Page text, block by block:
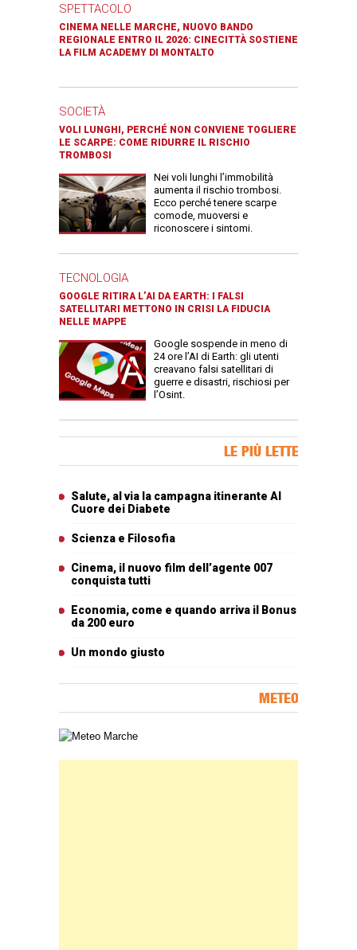
SPETTACOLO
CINEMA NELLE MARCHE, NUOVO BANDO
REGIONALE ENTRO IL 2026: CINECITTÀ SOSTIENE
LA FILM ACADEMY DI MONTALTO
SOCIETÀ
VOLI LUNGHI, PERCHÉ NON CONVIENE TOGLIERE
LE SCARPE: COME RIDURRE IL RISCHIO
TROMBOSI
Nei voli lunghi l’immobilità
aumenta il rischio trombosi.
Ecco perché tenere scarpe
comode, muoversi e
riconoscere i sintomi.
TECNOLOGIA
GOOGLE RITIRA L’AI DA EARTH: I FALSI
SATELLITARI METTONO IN CRISI LA FIDUCIA
NELLE MAPPE
Google sospende in meno di
24 ore l’AI di Earth: gli utenti
creavano falsi satellitari di
guerre e disastri, rischiosi per
l’Osint.
LE PIÙ LETTE
Salute, al via la campagna itinerante Al
Cuore dei Diabete
Scienza e Filosofia
Cinema, il nuovo film dell’agente 007
conquista tutti
Economia, come e quando arriva il Bonus
da 200 euro
Un mondo giusto
METEO
Carta meteorologica delle Marche